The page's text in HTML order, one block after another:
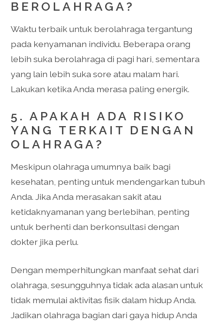
BEROLAHRAGA?
Waktu terbaik untuk berolahraga tergantung
pada kenyamanan individu. Beberapa orang
lebih suka berolahraga di pagi hari, sementara
yang lain lebih suka sore atau malam hari.
Lakukan ketika Anda merasa paling energik.
5. APAKAH ADA RISIKO
YANG TERKAIT DENGAN
OLAHRAGA?
Meskipun olahraga umumnya baik bagi
kesehatan, penting untuk mendengarkan tubuh
Anda. Jika Anda merasakan sakit atau
ketidaknyamanan yang berlebihan, penting
untuk berhenti dan berkonsultasi dengan
dokter jika perlu.
Dengan memperhitungkan manfaat sehat dari
olahraga, sesungguhnya tidak ada alasan untuk
tidak memulai aktivitas fisik dalam hidup Anda.
Jadikan olahraga bagian dari gaya hidup Anda